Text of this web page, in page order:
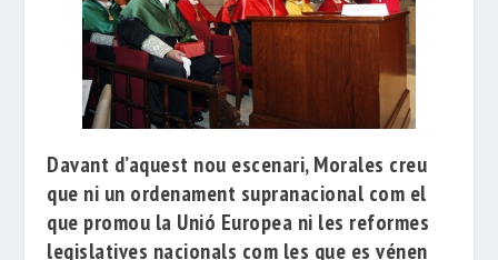
Davant d’aquest nou escenari, Morales creu
que ni un ordenament supranacional com el
que promou la Unió Europea ni les reformes
legislatives nacionals com les que es vénen